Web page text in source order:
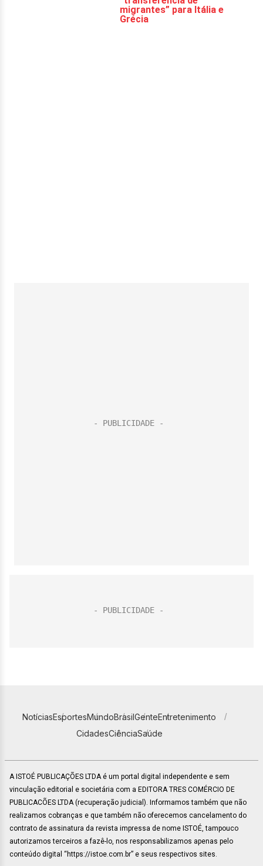
NotíciasEsportesMundoBrasilGenteEntretenimento
CidadesCiênciaSaúde
A ISTOÉ PUBLICAÇÕES LTDA é um portal digital independente e sem
vinculação editorial e societária com a EDITORA TRES COMÉRCIO DE
PUBLICACÕES LTDA (recuperação judicial). Informamos também que não
realizamos cobranças e que também não oferecemos cancelamento do
contrato de assinatura da revista impressa de nome ISTOÉ, tampouco
autorizamos terceiros a fazê-lo, nos responsabilizamos apenas pelo
conteúdo digital “https://istoe.com.br” e seus respectivos sites.